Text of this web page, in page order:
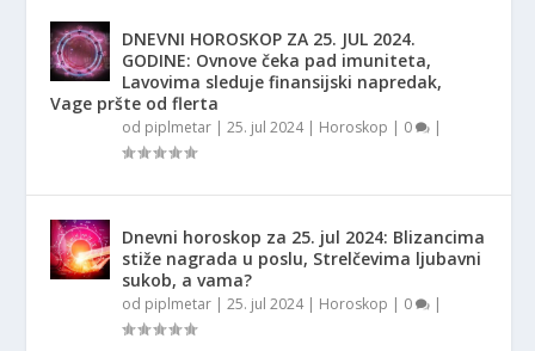
DNEVNI HOROSKOP ZA 25. JUL 2024.
GODINE: Ovnove čeka pad imuniteta,
Lavovima sleduje finansijski napredak,
Vage pršte od flerta
od piplmetar |25. jul 2024| Horoskop | 0 |
Dnevni horoskop za 25. jul 2024: Blizancima
stiže nagrada u poslu, Strelčevima ljubavni
sukob, a vama?
od piplmetar |25. jul 2024| Horoskop | 0 |